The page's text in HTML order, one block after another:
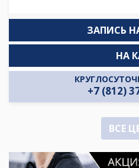
ЗАПИСЬ
+7 (812)
НА
ВСЕ